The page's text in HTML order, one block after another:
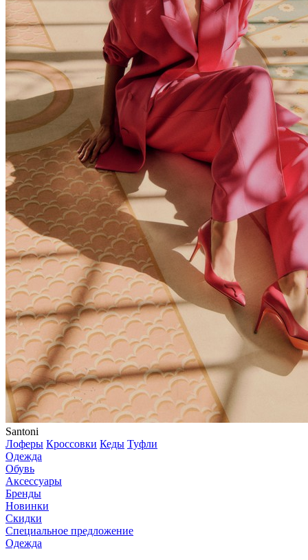
Santoni
Лоферы Кроссовки Кеды Туфли
Одежда
Обувь
Аксессуары
Бренды
Новинки
Скидки
Специальное предложение
Одежда